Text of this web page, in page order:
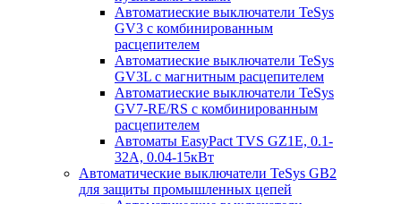
Автоматиеские выключатели TeSys
GV3 с комбинированным
расцепителем
Автоматиеские выключатели TeSys
GV3L с магнитным расцепителем
Автоматиеские выключатели TeSys
GV7-RE/RS с комбинированным
расцепителем
Автоматы EasyPact TVS GZ1E, 0.1-
32А, 0.04-15кВт
Автоматические выключатели TeSys GB2
для защиты промышленных цепей